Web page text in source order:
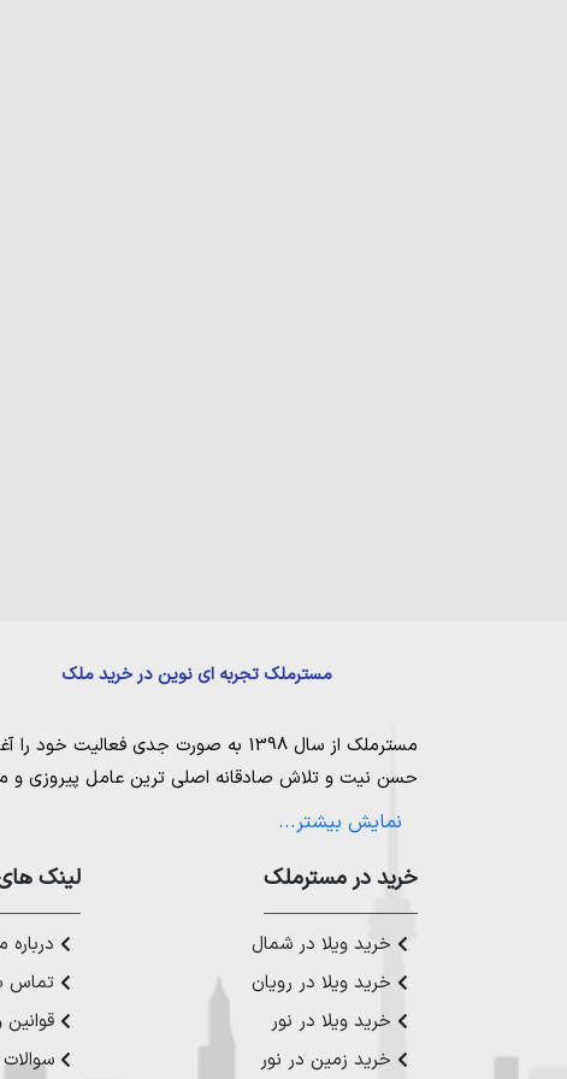
مسترملک تجربه ای نوین در خرید ملک
مسترملک از سال 1398 به صورت جدی فعالیت خود را آغاز کرد. ما در مجموعه
حسن نیت و تلاش صادقانه اصلی ترین عامل پیروزی و
مساعی خویش را به کار میگیریم تا بتوانیم با صداقت
ملک در شمال،خرید زمین در نور خرید زمین در
رویان،خرید زمین در محمودآباد خرید
چمستان ،خرید ویلا در نوشهر خرید ویلا در محمودآباد
عزیز خدمت کنیم.
نمایش بیشتر...
خرید در مستر‌ملک
خرید ویلا در شمال
خرید ویلا در رویان
خرید ویلا در نور
خرید زمین در نور
لینک
درباره
تماس